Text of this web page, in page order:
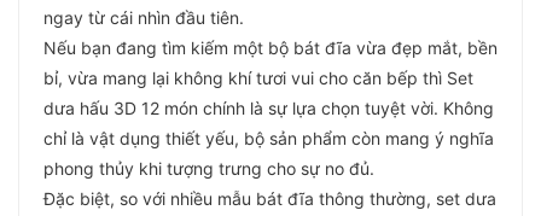
ngay từ cái nhìn đầu tiên.
Nếu bạn đang tìm kiếm một bộ bát đĩa vừa đẹp mắt, bền
bỉ, vừa mang lại không khí tươi vui cho căn bếp thì Set
dưa hấu 3D 12 món chính là sự lựa chọn tuyệt vời. Không
chỉ là vật dụng thiết yếu, bộ sản phẩm còn mang ý nghĩa
phong thủy khi tượng trưng cho sự no đủ.
Đặc biệt, so với nhiều mẫu bát đĩa thông thường, set dưa